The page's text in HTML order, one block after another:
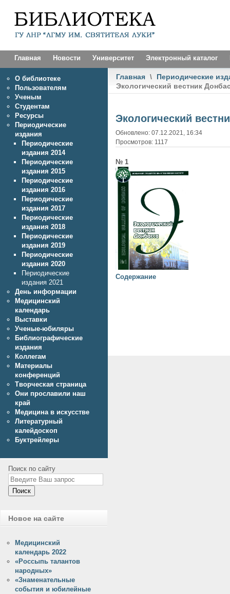
Главная Новости Университет Электронный каталог
Главная \
Периодические
Экологический вестник
Экологический
Обновлено: 07.12.2021, 16:34
Просмотров: 1117
№ 1
Содержание
О библиотеке
Пользователям
Ученым
Студентам
Ресурсы
Периодические
издания
Периодические
издания 2014
Периодические
издания 2015
Периодические
издания 2016
Периодические
издания 2017
Периодические
издания 2018
Периодические
издания 2019
Периодические
издания 2020
Периодические
издания 2021
День информации
Медицинский
календарь
Выставки
Ученые-юбиляры
Библиографические
издания
Коллегам
Материалы
конференций
Творческая страница
Они прославили наш
край
Медицина в искусстве
Литературный
калейдоскоп
Буктрейлеры
Поиск по сайту
Поиск
Новое на сайте
Медицинский
календарь 2022
«Россыпь талантов
народных»
«Знаменательные
события и юбилейные